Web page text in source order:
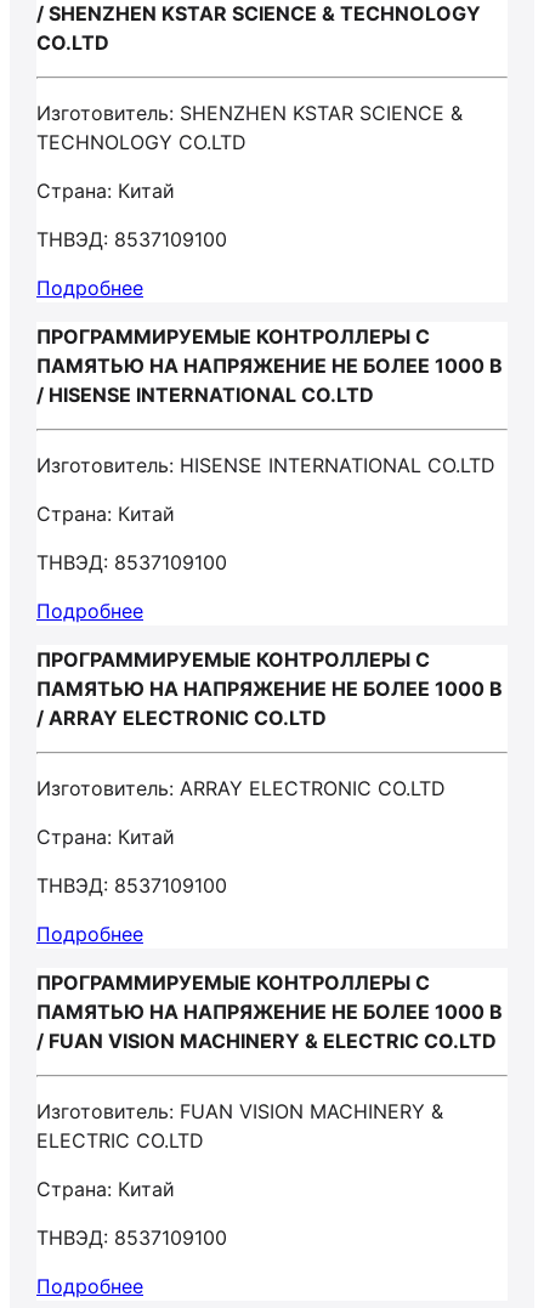
/ SHENZHEN KSTAR SCIENCE & TECHNOLOGY
CO.LTD
Изготовитель: SHENZHEN KSTAR SCIENCE &
TECHNOLOGY CO.LTD
Страна: Китай
ТНВЭД: 8537109100
Подробнее
ПРОГРАММИРУЕМЫЕ КОНТРОЛЛЕРЫ С
ПАМЯТЬЮ НА НАПРЯЖЕНИЕ НЕ БОЛЕЕ 1000 В
/ HISENSE INTERNATIONAL CO.LTD
Изготовитель: HISENSE INTERNATIONAL CO.LTD
Страна: Китай
ТНВЭД: 8537109100
Подробнее
ПРОГРАММИРУЕМЫЕ КОНТРОЛЛЕРЫ С
ПАМЯТЬЮ НА НАПРЯЖЕНИЕ НЕ БОЛЕЕ 1000 В
/ ARRAY ELECTRONIC CO.LTD
Изготовитель: ARRAY ELECTRONIC CO.LTD
Страна: Китай
ТНВЭД: 8537109100
Подробнее
ПРОГРАММИРУЕМЫЕ КОНТРОЛЛЕРЫ С
ПАМЯТЬЮ НА НАПРЯЖЕНИЕ НЕ БОЛЕЕ 1000 В
/ FUAN VISION MACHINERY & ELECTRIC CO.LTD
Изготовитель: FUAN VISION MACHINERY &
ELECTRIC CO.LTD
Страна: Китай
ТНВЭД: 8537109100
Подробнее